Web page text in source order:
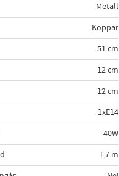
Metall
Koppar
51 cm
12 cm
12 cm
1xE14
40W
1,7 m